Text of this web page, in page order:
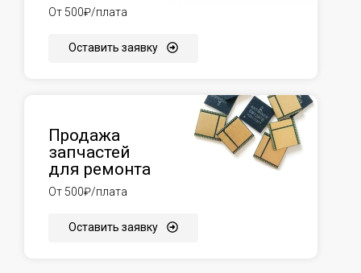
От 500₽/плата
Оставить заявку
Продажа
запчастей
для ремонта
От 500₽/плата
Оставить заявку